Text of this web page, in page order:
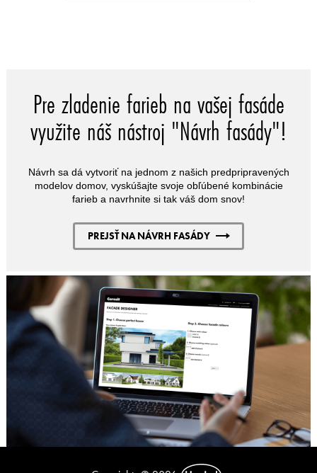
Pre zladenie farieb na vašej fasáde
využite náš nástroj "Návrh fasády"!
Návrh sa dá vytvoriť na jednom z našich predpripravených
modelov domov, vyskúšajte svoje obľúbené kombinácie
farieb a navrhnite si tak váš dom snov!
PREJSŤ NA NÁVRH FASÁDY